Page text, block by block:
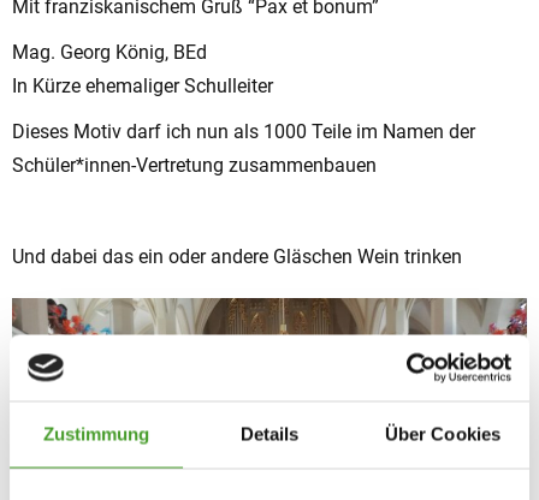
Zustimmung Details Über Cookies
Mit franziskanischem Gruß “Pax et bonum”
Mag. Georg König, BEd
In Kürze ehemaliger Schulleiter
Dieses Motiv darf ich nun als 1000 Teile im Namen der
Schüler*innen-Vertretung zusammenbauen
Und dabei das ein oder andere Gläschen Wein trinken